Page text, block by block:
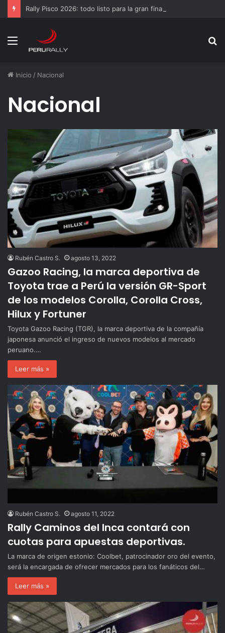
Rally Pisco 2026: todo listo para la gran final del RallyACP
Menú
Inicio / Nacional
Nacional
Rubén Castro S. agosto 13, 2022
Gazoo Racing, la marca deportiva de
Toyota trae a Perú la versión GR-Sport
de los modelos Corolla, Corolla Cross,
Hilux y Fortuner
Toyota Gazoo Racing (TGR), la marca deportiva de la compañía
japonesa anunció el ingreso de nuevos modelos al mercado
peruano.…
Leer más »
Rubén Castro S. agosto 11, 2022
Rally Caminos del Inca contará con
cuotas para apuestas deportivas.
La marca de origen estonio: Coolbet, patrocinador oro del evento,
será la encargada de ofrecer mercados para los fanáticos del…
Leer más »